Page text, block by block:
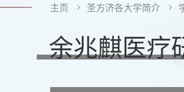
主页 圣方济各大学简介
余兆麒医疗